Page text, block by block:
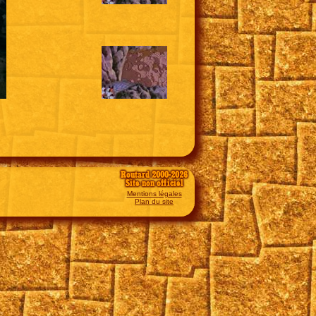
Routard 2000-2026
Site non officiel
Mentions légales
Plan du site